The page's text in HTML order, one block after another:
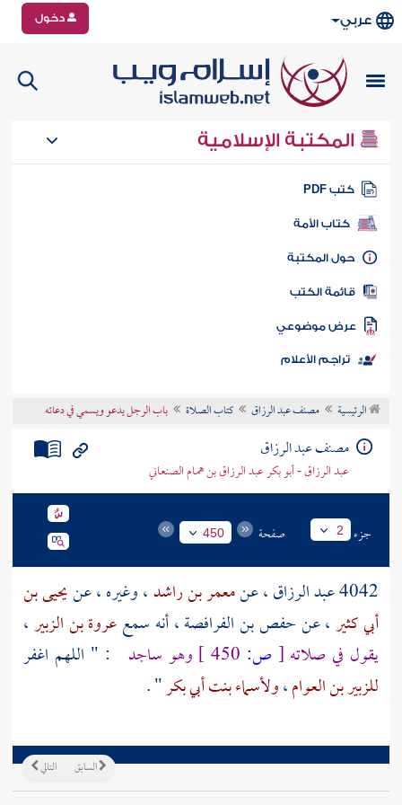
عربي دخول
المكتبة الإسلامية
كتب PDF
كتاب الأمة
المكتبة
الكتب
موضوعي
تراجم الأعلام
الرئيسية مصنف عبد الرزاق كتاب الصلاة باب الرجل يدعو ويسمي في دعائه
مصنف عبد الرزاق
عبد الرزاق - أبو بكر عبد الرزاق بن همام الصنعاني
جزء 2 صفحة 450
4042عبد الرزاق، عنمعمر بن راشد، وغيره ، عنيحيى بن
أبي كثير، عنحفص بن الفرافصة، أنه سمععروة بن الزبير،
يقول في صلاته [ ص: وهو ساجد : " اللهم اغفر
للزبير بن العوام،ولأسماء بنت أبي بكر" .
التالي السابق